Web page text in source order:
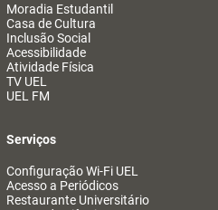
Moradia Estudantil
Casa de Cultura
Inclusão Social
Acessibilidade
Atividade Física
TV UEL
UEL FM
Serviços
Configuração Wi-Fi UEL
Acesso a Periódicos
Restaurante Universitário